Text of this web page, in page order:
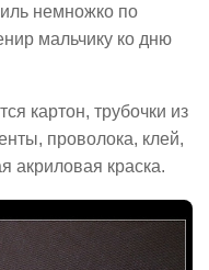
немножко по
мальчику ко дню
картон, трубочки из
проволока, клей,
акриловая краска.